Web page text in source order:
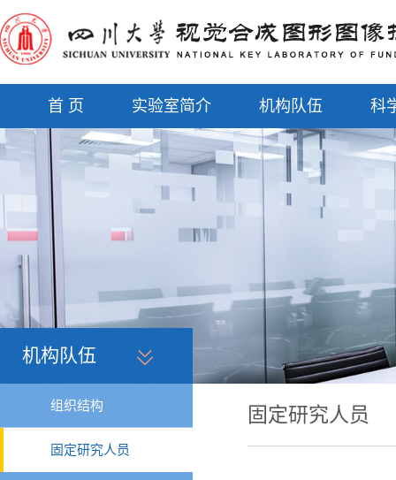
首 页 实验室简介 机构队伍 科
机构队伍
组织结构
固定研究人员
固定研究人员